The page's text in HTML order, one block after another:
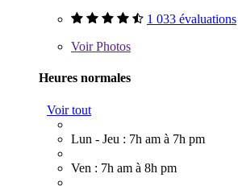
1 033 évaluations
VoirPhotos
Heures normales
Voir tout
Lun - Jeu : 7h am à 7h pm
Ven : 7h am à 8h pm